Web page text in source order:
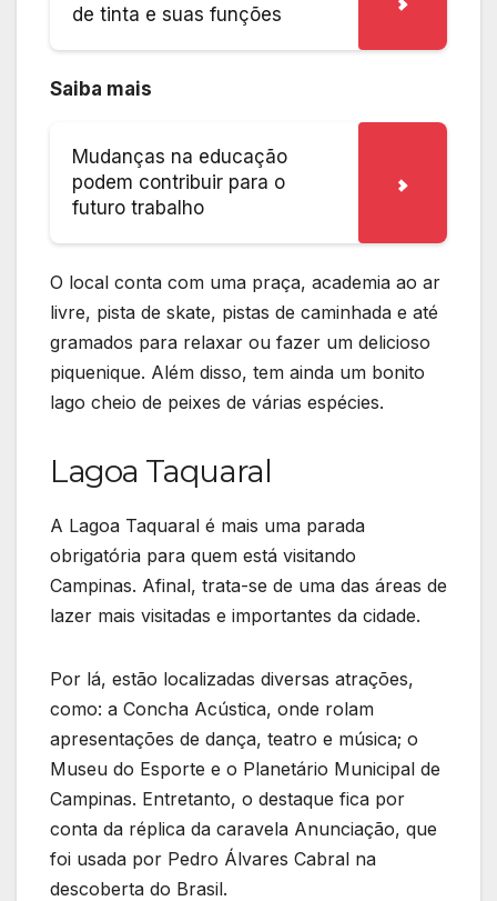
de tinta e suas funções
Saiba mais
Mudanças na educação
podem contribuir para o
futuro trabalho
O local conta com uma praça, academia ao ar
livre, pista de skate, pistas de caminhada e até
gramados para relaxar ou fazer um delicioso
piquenique. Além disso, tem ainda um bonito
lago cheio de peixes de várias espécies.
Lagoa Taquaral
A Lagoa Taquaral é mais uma parada
obrigatória para quem está visitando
Campinas. Afinal, trata-se de uma das áreas de
lazer mais visitadas e importantes da cidade.
Por lá, estão localizadas diversas atrações,
como: a Concha Acústica, onde rolam
apresentações de dança, teatro e música; o
Museu do Esporte e o Planetário Municipal de
Campinas. Entretanto, o destaque fica por
conta da réplica da caravela Anunciação, que
foi usada por Pedro Álvares Cabral na
descoberta do Brasil.